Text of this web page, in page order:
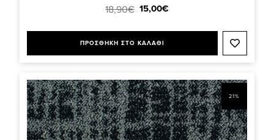
18,90€ 15,00€
ΠΡΟΣΘΗΚΗ ΣΤΟ ΚΑΛΑΘΙ
21%